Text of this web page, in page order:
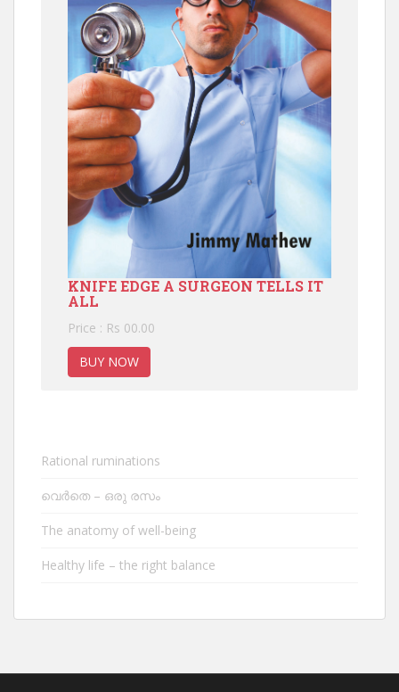
KNIFE EDGE A SURGEON TELLS IT
ALL
Price : Rs 00.00
BUY NOW
Rational ruminations
വെർതെ – ഒരു രസം
The anatomy of well-being
Healthy life – the right balance